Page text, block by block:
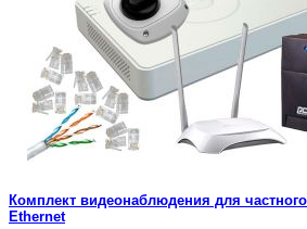
Комплект видеонаблюдения для
Ethernet